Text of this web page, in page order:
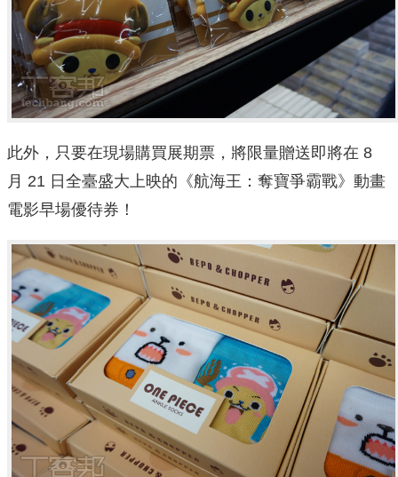
此外，只要在現場購買展期票，將限量贈送即將在 8
月 21 日全臺盛大上映的《航海王：奪寶爭霸戰》動畫
電影早場優待券！